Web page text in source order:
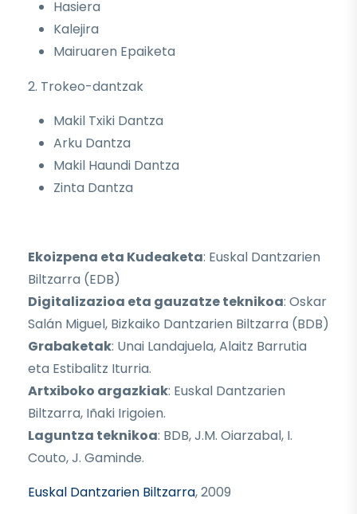
Hasiera
Kalejira
Mairuaren Epaiketa
2. Trokeo-dantzak
Makil Txiki Dantza
Arku Dantza
Makil Haundi Dantza
Zinta Dantza
Ekoizpena eta Kudeaketa: Euskal Dantzarien
Biltzarra (EDB)
Digitalizazioa eta gauzatze teknikoa: Oskar
Salán Miguel, Bizkaiko Dantzarien Biltzarra (BDB)
Grabaketak: Unai Landajuela, Alaitz Barrutia
eta Estibalitz Iturria.
Artxiboko argazkiak: Euskal Dantzarien
Biltzarra, Iñaki Irigoien.
Laguntza teknikoa: BDB, J.M. Oiarzabal, I.
Couto, J. Gaminde.
Euskal Dantzarien Biltzarra, 2009